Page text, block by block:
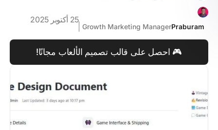
Praburam
Growth Marketing Manager
25 أكتوبر 2025
🎮 احصل على قالب تصميم الألعاب مجانًا!